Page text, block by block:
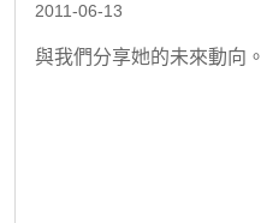
2011-06-13
與我們分享她的未來動向。